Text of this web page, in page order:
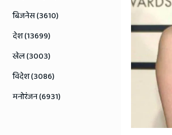
बिजनेस (3610)
देश (13699)
खेल (3003)
विदेश (3086)
मनोरंजन (6931)